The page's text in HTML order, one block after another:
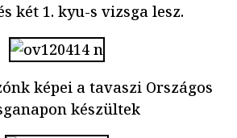
két 1. kyu-s vizsga lesz.
képei a tavaszi Országos
készültek